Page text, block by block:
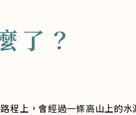
了？
程上，會經過一條高山上的